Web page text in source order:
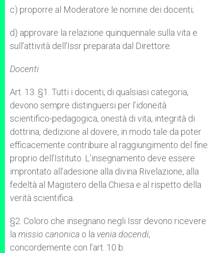
c) proporre al Moderatore le nomine dei docenti;
d) approvare la relazione quinquennale sulla vita e
sull’attività dell’Issr preparata dal Direttore.
Docenti
Art. 13. §1. Tutti i docenti, di qualsiasi categoria,
devono sempre distinguersi per l’idoneità
scientifico-pedagogica, onestà di vita, integrità di
dottrina, dedizione al dovere, in modo tale da poter
efficacemente contribuire al raggiungimento del fine
proprio dell’Istituto. L’insegnamento deve essere
improntato all’adesione alla divina Rivelazione, alla
fedeltà al Magistero della Chiesa e al rispetto della
verità scientifica.
§2. Coloro che insegnano negli Issr devono ricevere
la missio canonica o la venia docendi,
concordemente con l’art. 10 b.